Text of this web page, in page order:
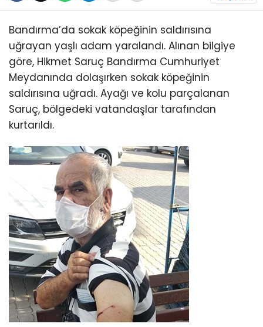
Bandırma’da sokak köpeğinin saldırısına
uğrayan yaşlı adam yaralandı. Alınan bilgiye
göre, Hikmet Saruç Bandırma Cumhuriyet
Meydanında dolaşırken sokak köpeğinin
saldırısına uğradı. Ayağı ve kolu parçalanan
Saruç, bölgedeki vatandaşlar tarafından
kurtarıldı.